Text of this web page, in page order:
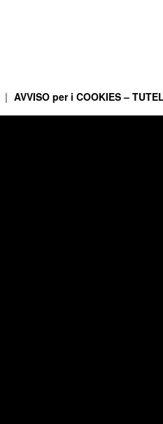
AVVISO per i COOKIES –